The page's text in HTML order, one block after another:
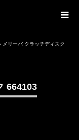
メリーバ クラッチディスク
664103